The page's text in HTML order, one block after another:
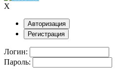
X
Авторизация
Регистрация
Логин:
Пароль: